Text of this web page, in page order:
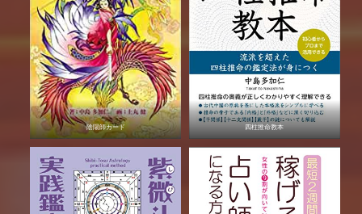
陰陽師カード 四柱推命教本